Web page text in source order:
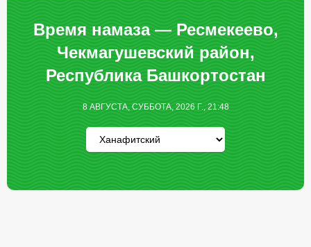
Время намаза — Ресмекеево,
Чекмагушевский район,
Республика Башкортостан
8 АВГУСТА, СУББОТА, 2026 Г., 21:48